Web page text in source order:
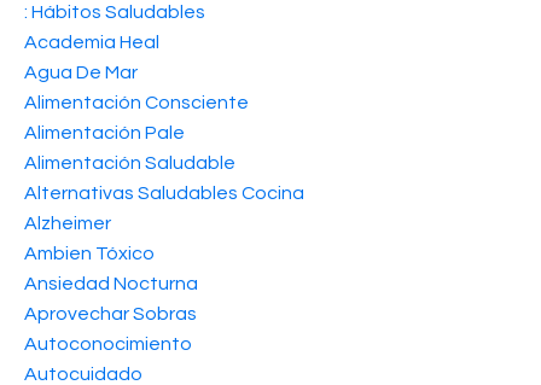
: Hábitos Saludables
Academia Heal
Agua De Mar
Alimentación Consciente
Alimentación Pale
Alimentación Saludable
Alternativas Saludables Cocina
Alzheimer
Ambien Tóxico
Ansiedad Nocturna
Aprovechar Sobras
Autoconocimiento
Autocuidado